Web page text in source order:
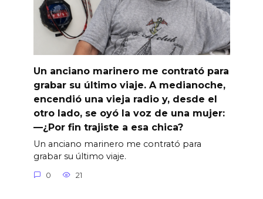
Un anciano marinero me contrató para
grabar su último viaje. A medianoche,
encendió una vieja radio y, desde el
otro lado, se oyó la voz de una mujer:
—¿Por fin trajiste a esa chica?
Un anciano marinero me contrató para
grabar su último viaje.
0 21